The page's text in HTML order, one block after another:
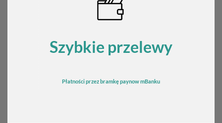
Szybkie przelewy
Płatności przez bramkępaynow mBanku